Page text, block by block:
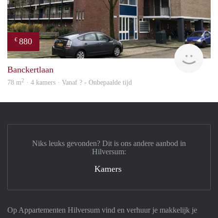
€ 880
Banckertlaan
78 m2 · 4 kamers · Vanaf ? - Onbepaalde tijd
Op Appartementen Hilversum vind en verhuur je makkelijk je
Niks leuks gevonden? Dit is ons andere aanbod in
Hilversum:
Kamers